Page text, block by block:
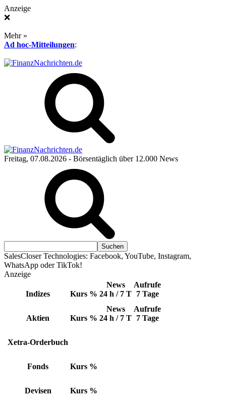
Anzeige
❌
Mehr »
Ad hoc-Mitteilungen:
Freitag, 07.08.2026 - Börsentäglich über 12.000 News
SalesCloser Technologies: Facebook, YouTube, Instagram,
WhatsApp oder TikTok!
Anzeige
Indizes Kurs %
News
24 h / 7 T
Aufrufe
7 Tage
Aktien Kurs %
News
24 h / 7 T
Aufrufe
7 Tage
Xetra-Orderbuch
Fonds Kurs %
Devisen Kurs %